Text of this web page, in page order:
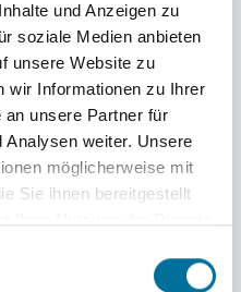
und Anzeigen zu
soziale Medien anbieten
unsere Website zu
wir Informationen zu Ihrer
an unsere Partner für
Analysen weiter. Unsere
möglicherweise mit
Sie ihnen bereitgestellt
die vor Ort
100 Läufer*innen
oder gehend ihre
sich selbst hinaus,